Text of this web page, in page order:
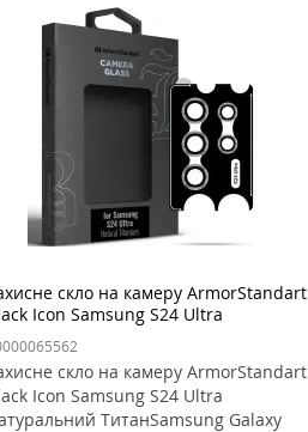
скло на камеру ArmorStandart
Icon Samsung S24 Ultra
Титан
скло на камеру ArmorStandart
Icon Samsung S24 Ultra
ТитанSamsung Galaxy